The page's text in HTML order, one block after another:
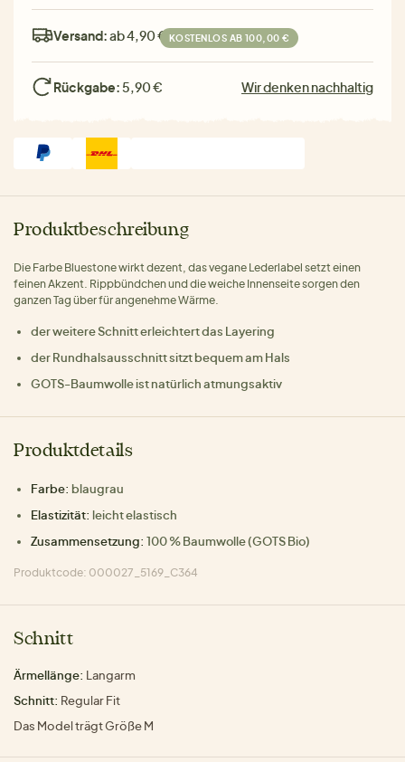
Versand:ab 4,90 € KOSTENLOS AB 100,00 €
Rückgabe: 5,90 € Wir denken nachhaltig
Produktbeschreibung
Die Farbe Bluestone wirkt dezent, das vegane Lederlabel setzt einen
feinen Akzent. Rippbündchen und die weiche Innenseite sorgen den
ganzen Tag über für angenehme Wärme.
der weitere Schnitt erleichtert das Layering
der Rundhalsausschnitt sitzt bequem am Hals
GOTS-Baumwolle ist natürlich atmungsaktiv
Produktdetails
Farbe: blaugrau
Elastizität: leicht elastisch
Zusammensetzung: 100 % Baumwolle (GOTS Bio)
Produktcode: 000027_5169_C364
Schnitt
Ärmellänge: Langarm
Schnitt: Regular Fit
Das Model trägt Größe M